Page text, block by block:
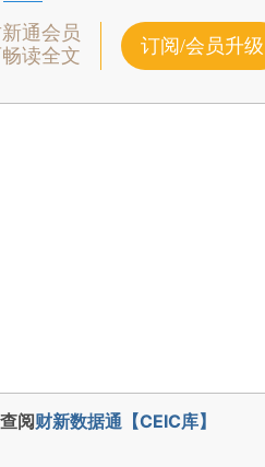
通会员
读全文
订阅/会员升级
阅财新数据通【CEIC库】